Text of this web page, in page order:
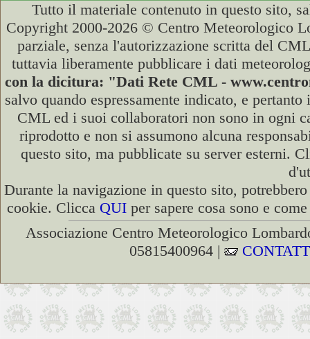
Tutto il materiale contenuto in questo sito,
Copyright 2000-2026 © Centro Meteorologico
parziale, senza l'autorizzazione scritta del
tuttavia liberamente pubblicare i dati
con la dicitura: "Dati Rete CML -
salvo quando espressamente indicato, e
CML ed i suoi collaboratori non sono in ogni
riprodotto e non si assumono alcuna
questo sito, ma pubblicate su server esterni.
Durante la navigazione in questo sito,
cookie. Clicca QUI per sapere cosa sono e
Associazione Centro Meteorologico
05815400964 |